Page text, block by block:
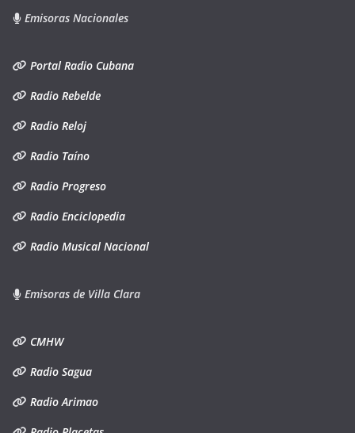
Emisoras Nacionales
Portal Radio Cubana
Radio Rebelde
Radio Reloj
Radio Taíno
Radio Progreso
Radio Enciclopedia
Radio Musical Nacional
Emisoras de Villa Clara
CMHW
Radio Sagua
Radio Arimao